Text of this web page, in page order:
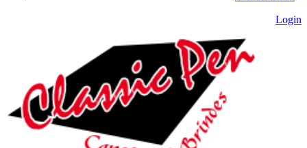
Login